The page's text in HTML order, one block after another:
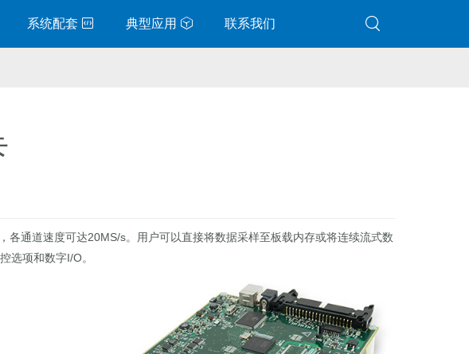
系统配套 典型应用 联系我们
各通道速度可达20MS/s。用户可以直接将数据采样至板载内存或将连续流式数
选项和数字I/O。